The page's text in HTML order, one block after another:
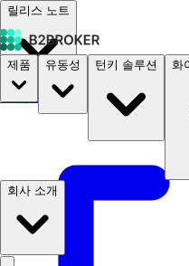
릴리스 노트
문서 요금B2STORE
제품 유동성 턴키 솔루션 화
회사 소개